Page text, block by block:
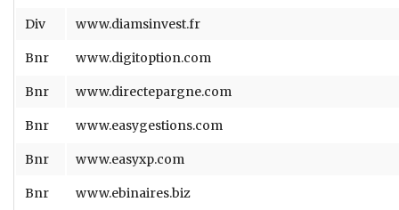
Div www.diamsinvest.fr
Bnr www.digitoption.com
Bnr www.directepargne.com
Bnr www.easygestions.com
Bnr www.easyxp.com
Bnr www.ebinaires.biz